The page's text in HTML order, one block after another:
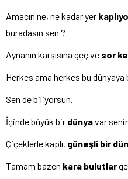
Amacın ne, ne kadar yer
buradasın sen ?
Aynanın karşısına geç ve sor
Herkes ama herkes bu dünyaya
Sen de biliyorsun.
İçinde büyük bir dünyavar
Çiçeklerle kaplı, güneşli bir
Tamam bazen kara bulutlar